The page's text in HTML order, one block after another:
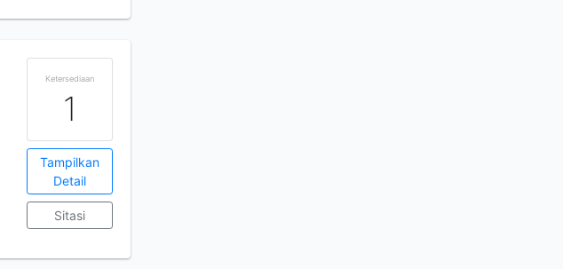
Ketersediaan
1
Tampilkan
Detail
Sitasi